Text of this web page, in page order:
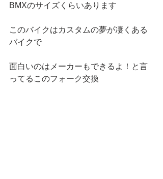
BMXのサイズくらいあります
このバイクはカスタムの夢が凄くある
バイクで
面白いのはメーカーもできるよ！と言
ってるこのフォーク交換